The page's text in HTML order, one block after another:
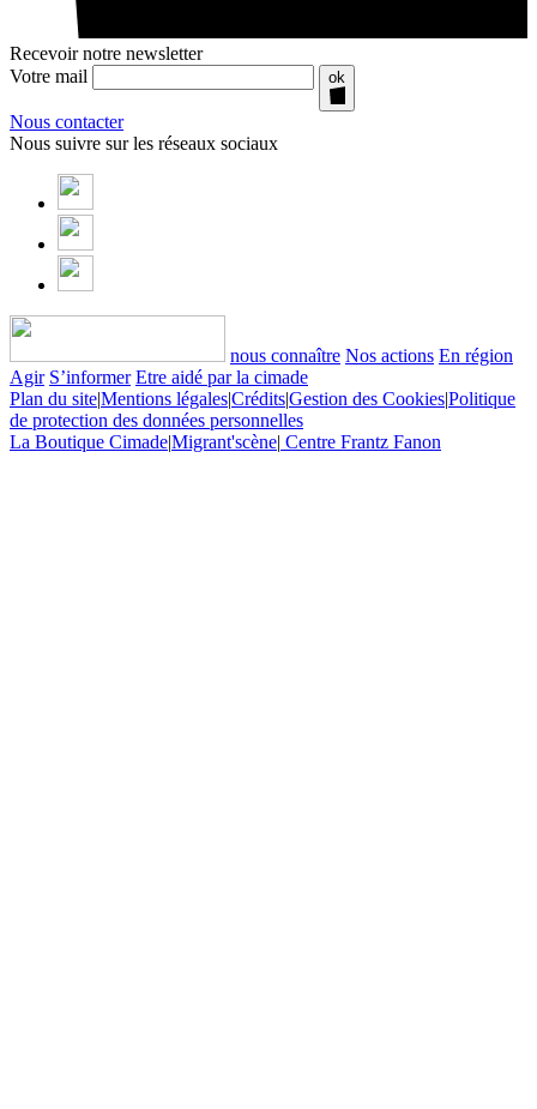
Recevoir notre newsletter
Votre mail
ok
Nous contacter
Nous suivre sur les réseaux sociaux
nous connaître Nos actions En région
Agir S’informer Etre aidé par la cimade
Plan du site|Mentions légales|Crédits|Gestion des Cookies|Politique
de protection des données personnelles
La Boutique Cimade|Migrant'scène| Centre Frantz Fanon